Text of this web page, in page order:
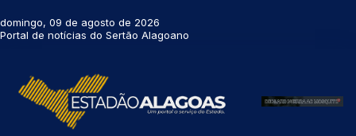
domingo, 09 de agosto de 2026
Portal de notícias do Sertão Alagoano